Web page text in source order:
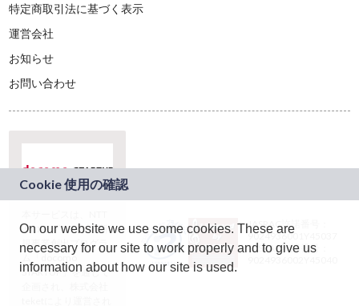
特定商取引法に基づく表示
運営会社
お知らせ
お問い合わせ
ドコモグループの新
規事業創出プログラ
ム「docomo
STARTUP」を通じて
JASRAC許諾番号：
9024936001Y45037
JASRAC許諾番号：
On our website we use some cookies. These are
necessary for our site to work properly and to give us
information about how our site is used.